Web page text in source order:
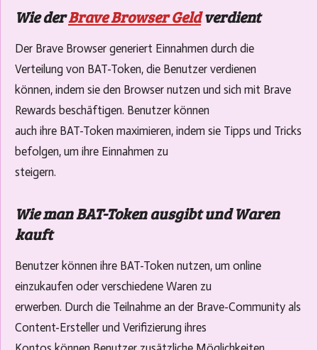
Wie derBrave Browser Geldverdient
Der Brave Browser generiert Einnahmen durch die
Verteilung von BAT-Token, die Benutzer verdienen
können, indem sie den Browser nutzen und sich mit Brave
Rewards beschäftigen. Benutzer können
auch ihre BAT-Token maximieren, indem sie Tipps und Tricks
befolgen, um ihre Einnahmen zu
steigern.
Wie man BAT-Token ausgibt und Waren
kauft
Benutzer können ihre BAT-Token nutzen, um online
einzukaufen oder verschiedene Waren zu
erwerben. Durch die Teilnahme an der Brave-Community als
Content-Ersteller und Verifizierung ihres